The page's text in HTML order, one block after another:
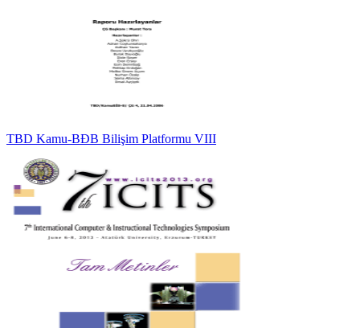
TBD Kamu-BĐB Bilişim Platformu VIII